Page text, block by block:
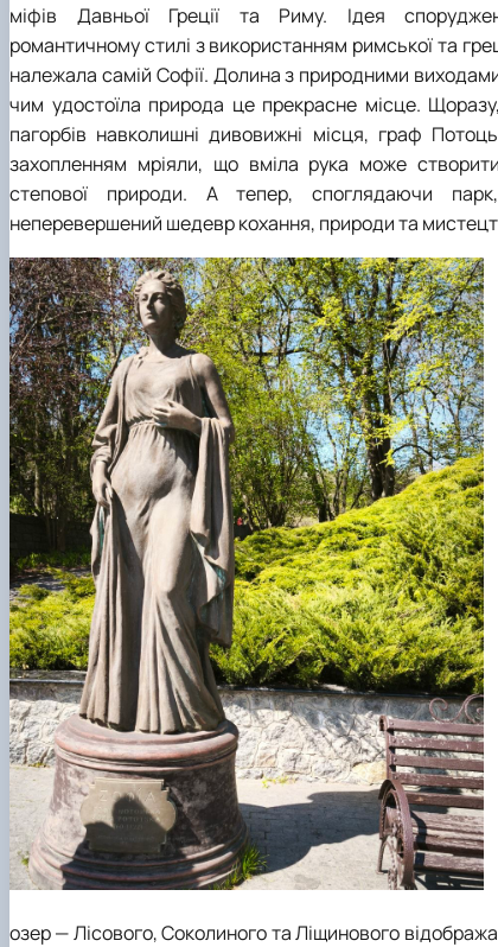
міфів Давньої Греції та Риму. Ідея
романтичному стилі з використанням римської та
належала самій Софії. Долина з природними
чим удостоїла природа це прекрасне місце.
пагорбів навколишні дивовижні місця, граф
захопленням мріяли, що вміла рука може створити
степової природи. А тепер, споглядаючи
неперевершений шедевр кохання, природи та
озер — Лісового, Соколиного та Ліщинового